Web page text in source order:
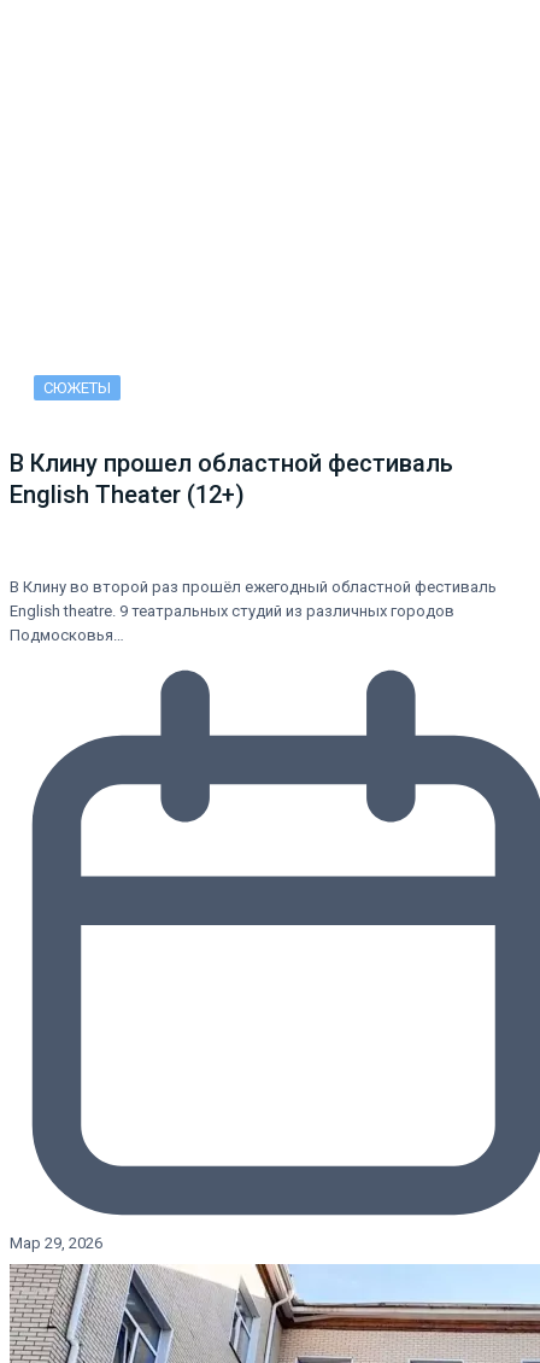
СЮЖЕТЫ
В Клину прошел областной фестиваль
English Theater (12+)
В Клину во второй раз прошёл ежегодный областной фестиваль
English theatre. 9 театральных студий из различных городов
Подмосковья…
Мар 29, 2026